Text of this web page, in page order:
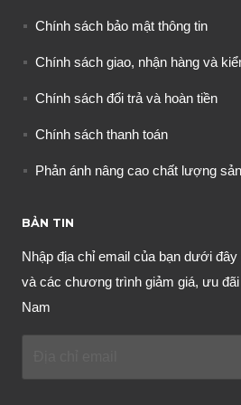
Chính sách bảo mật thông tin
Chính sách giao, nhận hàng và
Chính sách đổi trả và hoàn tiền
Chính sách thanh toán
Phản ánh nâng cao chất lượng
BẢN TIN
Nhập địa chỉ email của bạn dưới
và các chương trình giảm giá, ưu
Nam